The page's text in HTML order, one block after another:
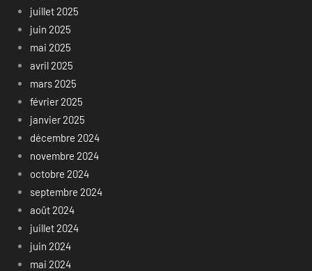
juillet 2025
juin 2025
mai 2025
avril 2025
mars 2025
février 2025
janvier 2025
décembre 2024
novembre 2024
octobre 2024
septembre 2024
août 2024
juillet 2024
juin 2024
mai 2024